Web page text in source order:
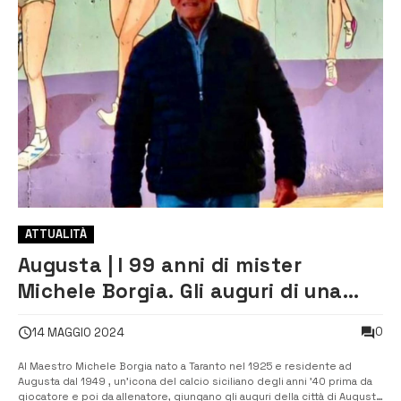
ATTUALITÀ
Augusta | I 99 anni di mister
Michele Borgia. Gli auguri di una
14 MAGGIO 2024 0
Al Maestro Michele Borgia nato a Taranto nel 1925 e residente ad
Augusta dal 1949 , un’icona del calcio siciliano degli anni ’40 prima da
giocatore e poi da allenatore, giungano gli auguri della città di Augusta